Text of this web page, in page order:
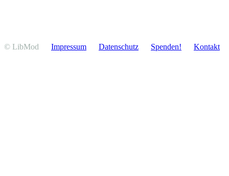
© LibMod Impressum Daten­schutz Spenden! Kontakt